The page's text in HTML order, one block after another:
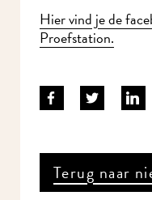
Hier vind je de
Proefstation.
Terug naar